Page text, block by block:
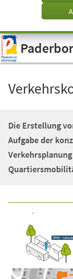
Visuelle
Assistenzsoftware
öffnen.
Die Erstellung
Aufgabe der